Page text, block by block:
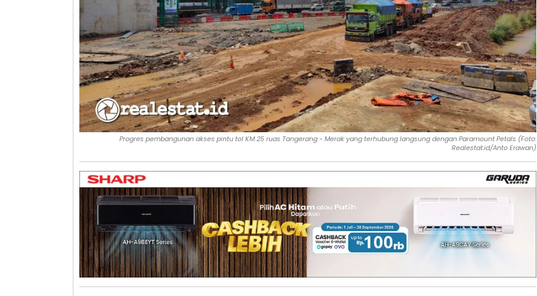
Progres pembangunan akses pintu tol KM 25 ruas Tangerang - Merak yang terhubung langsung dengan Paramount Petals (Foto:
Realestat.id/Anto Erawan)